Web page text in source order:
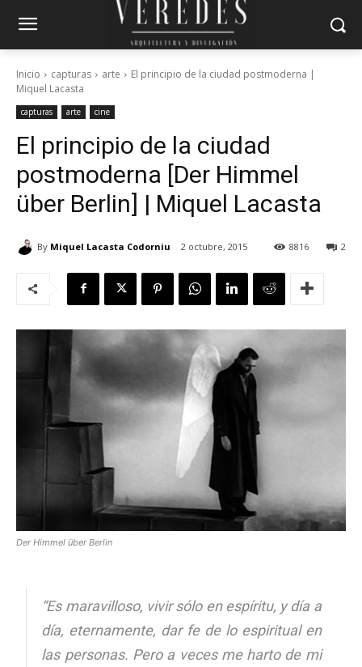
Inicio capturas arte
El principio de la ciudad postmoderna |
Miquel Lacasta
capturas arte cine
El principio de la ciudad
postmoderna [Der Himmel
über Berlin] | Miquel Lacasta
By Miquel Lacasta Codorniu 2 octubre, 2015 2
8816
Der Himmel über Berlin
“Es maravilloso, vivir sólo en espíritu, y día a
día, eternamente, dar fe de lo espiritual en
las personas. Pero a veces me harto de mi